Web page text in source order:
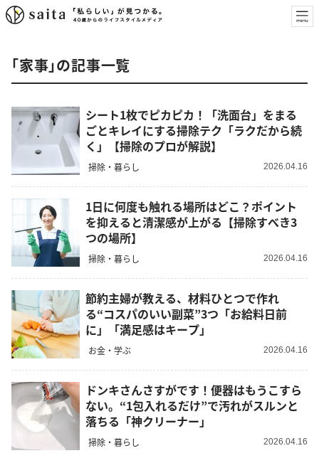
「家事」の記事一覧
シート1枚でピカピカ！「洗面台」をまる
ごとキレイにする掃除テク「ラクだから続
く」【掃除のプロが解説】
掃除・暮らし 2026.04.16
1日に何度も触れる場所はどこ？ポイント
を抑えると清潔感が上がる【掃除すべき3
つの場所】
掃除・暮らし 2026.04.16
節約主婦が教える、材料ひとつで作れ
る“コスパのいい副菜”3つ「お給料日前
に」「満足感はキープ」
お金・学ぶ 2026.04.16
ドンキさんさすがです！便器はもうこすら
ない。“1包入れるだけ”で汚れがスルンと
落ちる「神クリーナー」
掃除・暮らし 2026.04.16